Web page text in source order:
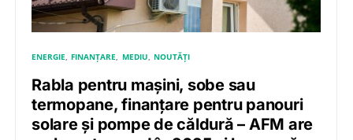
ENERGIE FINANȚARE MEDIU NOUTĂȚI
Rabla pentru mașini, sobe sau
termopane, finanțare pentru panouri
solare și pompe de căldură – AFM are